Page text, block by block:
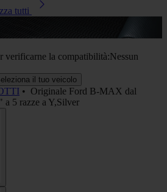
tutti
verificarne la compatibilità:Nessun
il tuo veicolo
• Originale Ford B-MAX dal
a 5 razze a Y,Silver